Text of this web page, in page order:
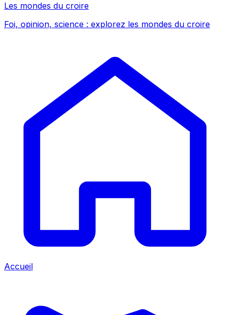
Les mondes du croire
Foi, opinion, science : explorez les mondes du croire
Accueil